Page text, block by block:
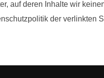
auf deren Inhalte wir
der